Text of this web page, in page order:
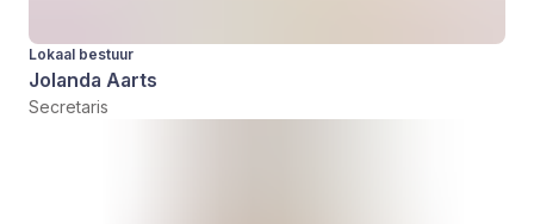
Lokaal bestuur
Jolanda Aarts
Secretaris